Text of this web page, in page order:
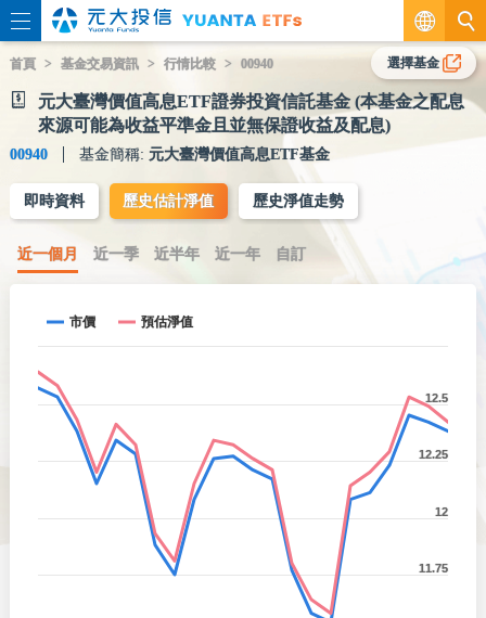
繁
EN
首頁 基金交易資訊 行情比較 00940
元大臺灣價值高息ETF證券投資信託基金 (本基金之配息
來源可能為收益平準金且並無保證收益及配息)
00940 基金簡稱: 元大臺灣價值高息ETF基金
選擇基金
即時資料 歷史估計淨值 歷史淨值走勢
近一個月 近一季 近半年 近一年 自訂
市價 預估淨值
11.75
12
12.25
12.5